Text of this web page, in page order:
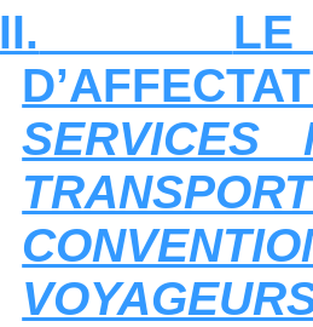
II.
SERVICES
TRANSPORT